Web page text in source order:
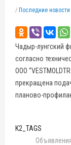
/ Последние новости
Чадыр-лунгский
согласно
ООО
прекращена
планово-
K2_TAGS